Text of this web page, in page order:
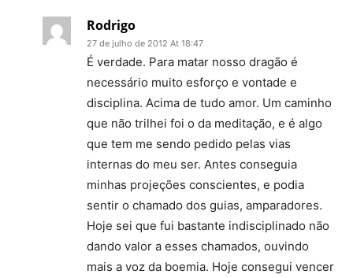
Rodrigo
27 de julho de 2012 At 18:47
É verdade. Para matar nosso dragão é
necessário muito esforço e vontade e
disciplina. Acima de tudo amor. Um caminho
que não trilhei foi o da meditação, e é algo
que tem me sendo pedido pelas vias
internas do meu ser. Antes conseguia
minhas projeções conscientes, e podia
sentir o chamado dos guias, amparadores.
Hoje sei que fui bastante indisciplinado não
dando valor a esses chamados, ouvindo
mais a voz da boemia. Hoje consegui vencer